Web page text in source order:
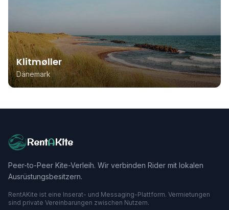
Klitmøller
Dänemark
RentAKite
Peer-to-Peer Kite-Verleih. Wir verbinden Rider mit lokalen
Ausrüstungsbesitzern.
RentAKite ist eine Inserat- und Messaging-Plattform. Vermietungen
sind private Vereinbarungen zwischen Nutzern.